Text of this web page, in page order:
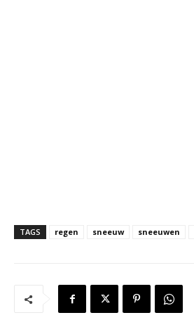
TAGS regen sneeuw sneeuwen